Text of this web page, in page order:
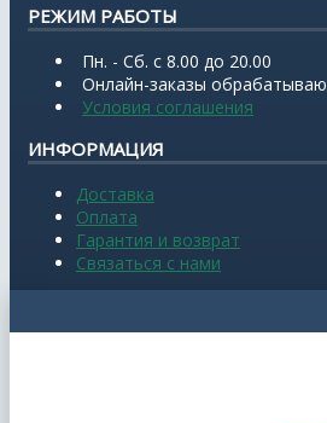
РЕЖИМ РАБОТЫ
Пн. - Сб. с 8.00 до 20.00
Онлайн-заказы
Условия соглашения
ИНФОРМАЦИЯ
Доставка
Оплата
Гарантия и возврат
Связаться с нами